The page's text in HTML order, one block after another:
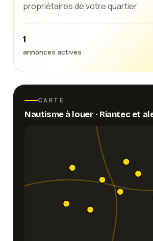
propriétaires de votre quartier.
1
annonces actives
CARTE
Nautismeà louer · Riantecet